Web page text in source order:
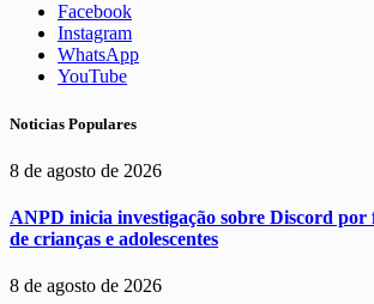
Facebook
Instagram
WhatsApp
YouTube
Noticias Populares
8 de agosto de 2026
ANPD inicia investigação sobre Discord por
de crianças e adolescentes
8 de agosto de 2026